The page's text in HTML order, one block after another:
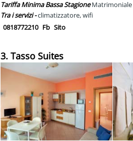
Tariffa Minima Bassa StagioneMatrimoniale
Tra i servizi -climatizzatore, wifi
0818772210 Fb Sito
3. Tasso Suites